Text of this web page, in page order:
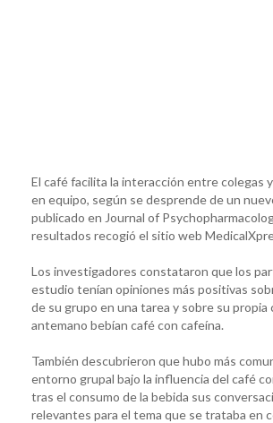
El café facilita la interacción entre colegas
en equipo, según se desprende de un
publicado en Journal of
resultados recogió el sitio web
Los investigadores constataron que los
estudio tenían opiniones más positivas
de su grupo en una tarea y sobre su
antemano bebían café con cafeína.
También descubrieron que hubo más
entorno grupal bajo la influencia del café
tras el consumo de la bebida sus
relevantes para el tema que se trataba en